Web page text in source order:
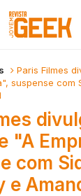
Paris Filmes
suspense com
"A
com
e